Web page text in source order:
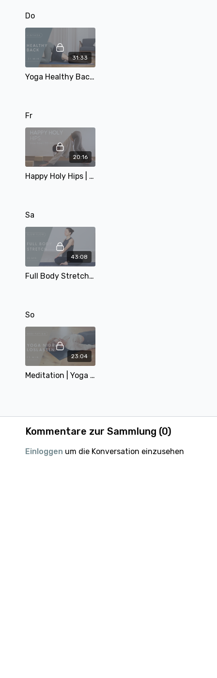
Do
31:33
Yoga Healthy Back Flow | Rücken dehnen und stärken | 31 Min
Fr
20:16
Happy Holy Hips | Slow Flow | 20 min | mit Eva
Sa
43:08
Full Body Stretch | Slow Flow | 45 Min | mit Alina
So
23:04
Meditation | Yoga Nidra - Loslassen | mit Mary | 23 Min
Kommentare zur Sammlung (0)
Einloggen um die Konversation einzusehen